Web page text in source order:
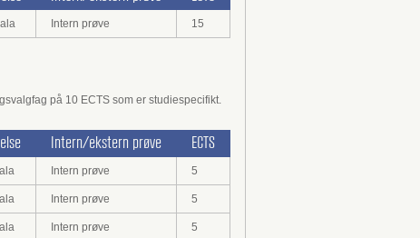
Intern prøve 15
på 10 ECTS som er studiespecifikt.
Intern/ekstern prøve ECTS
Intern prøve 5
Intern prøve 5
Intern prøve 5